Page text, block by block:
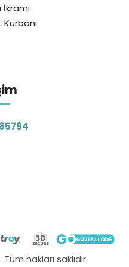
hakları saklıdır.